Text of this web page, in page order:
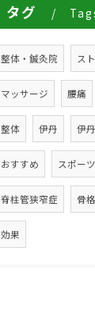
タグ
整体・鍼灸院 ス
マッサージ 腰痛
整体 伊丹 伊
おすすめ スポーツ
脊柱管狭窄症 骨格
効果